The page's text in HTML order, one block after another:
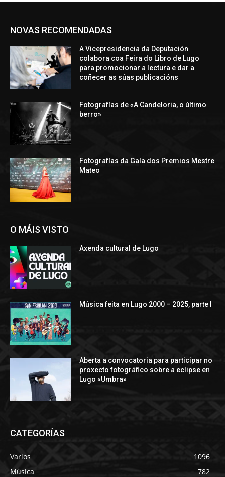
NOVAS RECOMENDADAS
A Vicepresidencia da Deputación
colabora coa Feira do Libro de Lugo
para promocionar a lectura e dar a
coñecer as súas publicacións
Fotografías de «A Candeloria, o último
berro»
Fotografías da Gala dos Premios Mestre
Mateo
O MÁIS VISTO
Axenda cultural de Lugo
Música feita en Lugo 2000 – 2025, parte I
Aberta a convocatoria para participar no
proxecto fotográfico sobre a eclipse en
Lugo «Umbra»
CATEGORÍAS
Varios
1096
Música
782